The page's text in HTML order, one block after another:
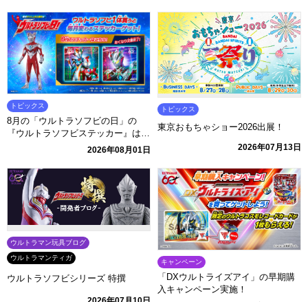
ターCOLOR』がプレミアムバンダ
イに登場！
トピックス
8月の「ウルトラソフビの日」の
『ウルトラソフビステッカー』はこ
2026年08月01日
トピックス
東京おもちゃショー2026出展！
2026年07月13日
ウルトラマン玩具ブログ
ウルトラマンティガ
ウルトラソフビシリーズ 特撰
キャンペーン
「DXウルトライズアイ」の早期購
入キャンペーン実施！